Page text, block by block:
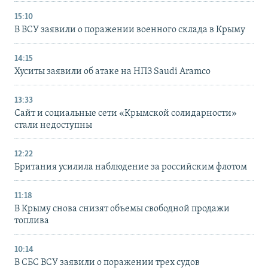
15:10
В ВСУ заявили о поражении военного склада в Крыму
14:15
Хуситы заявили об атаке на НПЗ Saudi Aramco
13:33
Сайт и социальные сети «Крымской солидарности»
стали недоступны
12:22
Британия усилила наблюдение за российским флотом
11:18
В Крыму снова снизят объемы свободной продажи
топлива
10:14
В СБС ВСУ заявили о поражении трех судов